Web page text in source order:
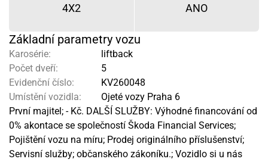
4X2 ANO
Základní parametry vozu
Karosérie:
liftback
Počet dveří:
5
Evidenční číslo:
KV260048
Umístění vozidla:
Ojeté vozy Praha 6
První majitel; - Kč. DALŠÍ SLUŽBY: Výhodné financování od
0% akontace se společností Škoda Financial Services;
Pojištění vozu na míru; Prodej originálního příslušenství;
Servisní služby; občanského zákoníku.; Vozidlo si u nás